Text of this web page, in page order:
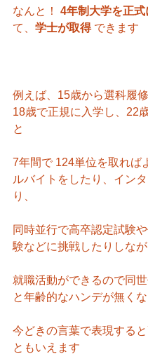
なんと！ 4年制大学を正式
て、 学士が取得 できます
例えば、15歳から選科履修
18歳で正規に入学し、22
と
7年間で 124単位を取れば
ルバイトをしたり、イン
り、
同時並行で高卒認定試験
験などに挑戦したりしなが
就職活動ができるので同
と年齢的なハンデが無く
今どきの言葉で表現する
ともいえます